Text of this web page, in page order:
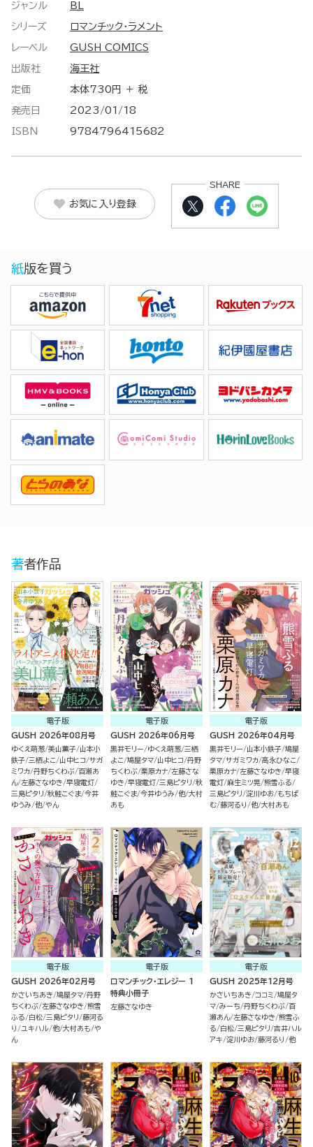
ジャンル BL
シリーズ ロマンチック・ラメント
レーベル GUSH COMICS
出版社 海王社
定価 本体730円 ＋ 税
発売日 2023/01/18
ISBN 9784796415682
お気に入り登録
SHARE
紙版を買う
著者作品
電子版
GUSH 2026年08月号
ゆくえ萌葱 美山薫子 山本小
鉄子 三栖よこ 山中ヒコ サガ
ミワカ 丹野ちくわぶ 百瀬あ
ん 左藤さなゆき 早寝電灯
三島ピタリ
秋鮭こぐま 今井
ゆうみ 他 やん
電子版
GUSH 2026年06月号
黒井モリー ゆくえ萌葱 三栖
よこ 鳩屋タマ 山中ヒコ 丹野
ちくわぶ 栗原カナ 左藤さな
ゆき 早寝電灯 三島ピタリ
秋
鮭こぐま 今井ゆうみ 他 大村
あも
電子版
GUSH 2026年04月号
黒井モリー 山本小鉄子 鳩屋
タマ サガミワカ 高永ひなこ
栗原カナ 左藤さなゆき 早寝
電灯 麻生ミツ晃 熊雪ふる
三島ピタリ
淀川ゆお もちぱ
む 藤河るり 他 大村あも
電子版
GUSH 2026年02月号
かさいちあき 鳩屋タマ 丹野
ちくわぶ 左藤さなゆき 熊雪
ふる
白松 三島ピタリ
藤河る
り
ユキハル 他 大村あも や
ん
電子版
ロマンチック・エレジー 1
特典小冊子
左藤さなゆき
電子版
GUSH 2025年12月号
かさいちあき ココミ 鳩屋タ
マ みーち 丹野ちくわぶ 百
瀬あん 左藤さなゆき 熊雪ふ
る
白松 三島ピタリ
吉井ハル
アキ 淀川ゆお 藤河るり 他